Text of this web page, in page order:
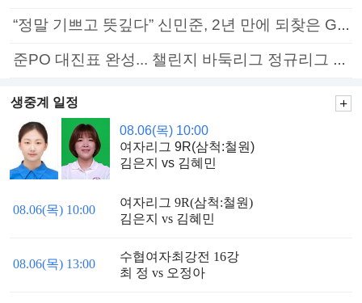
“정말 기쁘고 뜻깊다” 신민준, 2년 만에 되찾은 GS칼텍스배 정상
준PO 대진표 완성... 챌린지 바둑리그 정규리그 종료
생중계 일정
08.06(목) 10:00
여자리그 9R(삼척:철원)
김은지 vs 김혜민
08.06(목) 10:00
여자리그 9R(삼척:철원)
김은지 vs 김혜민
08.06(목) 13:00
수협여자최강전 16강
최 정 vs 오정아